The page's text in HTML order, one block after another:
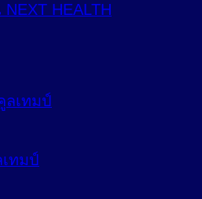
HEALTH
ทมป์